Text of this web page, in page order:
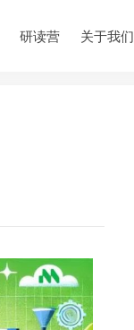
研读营 关于我们